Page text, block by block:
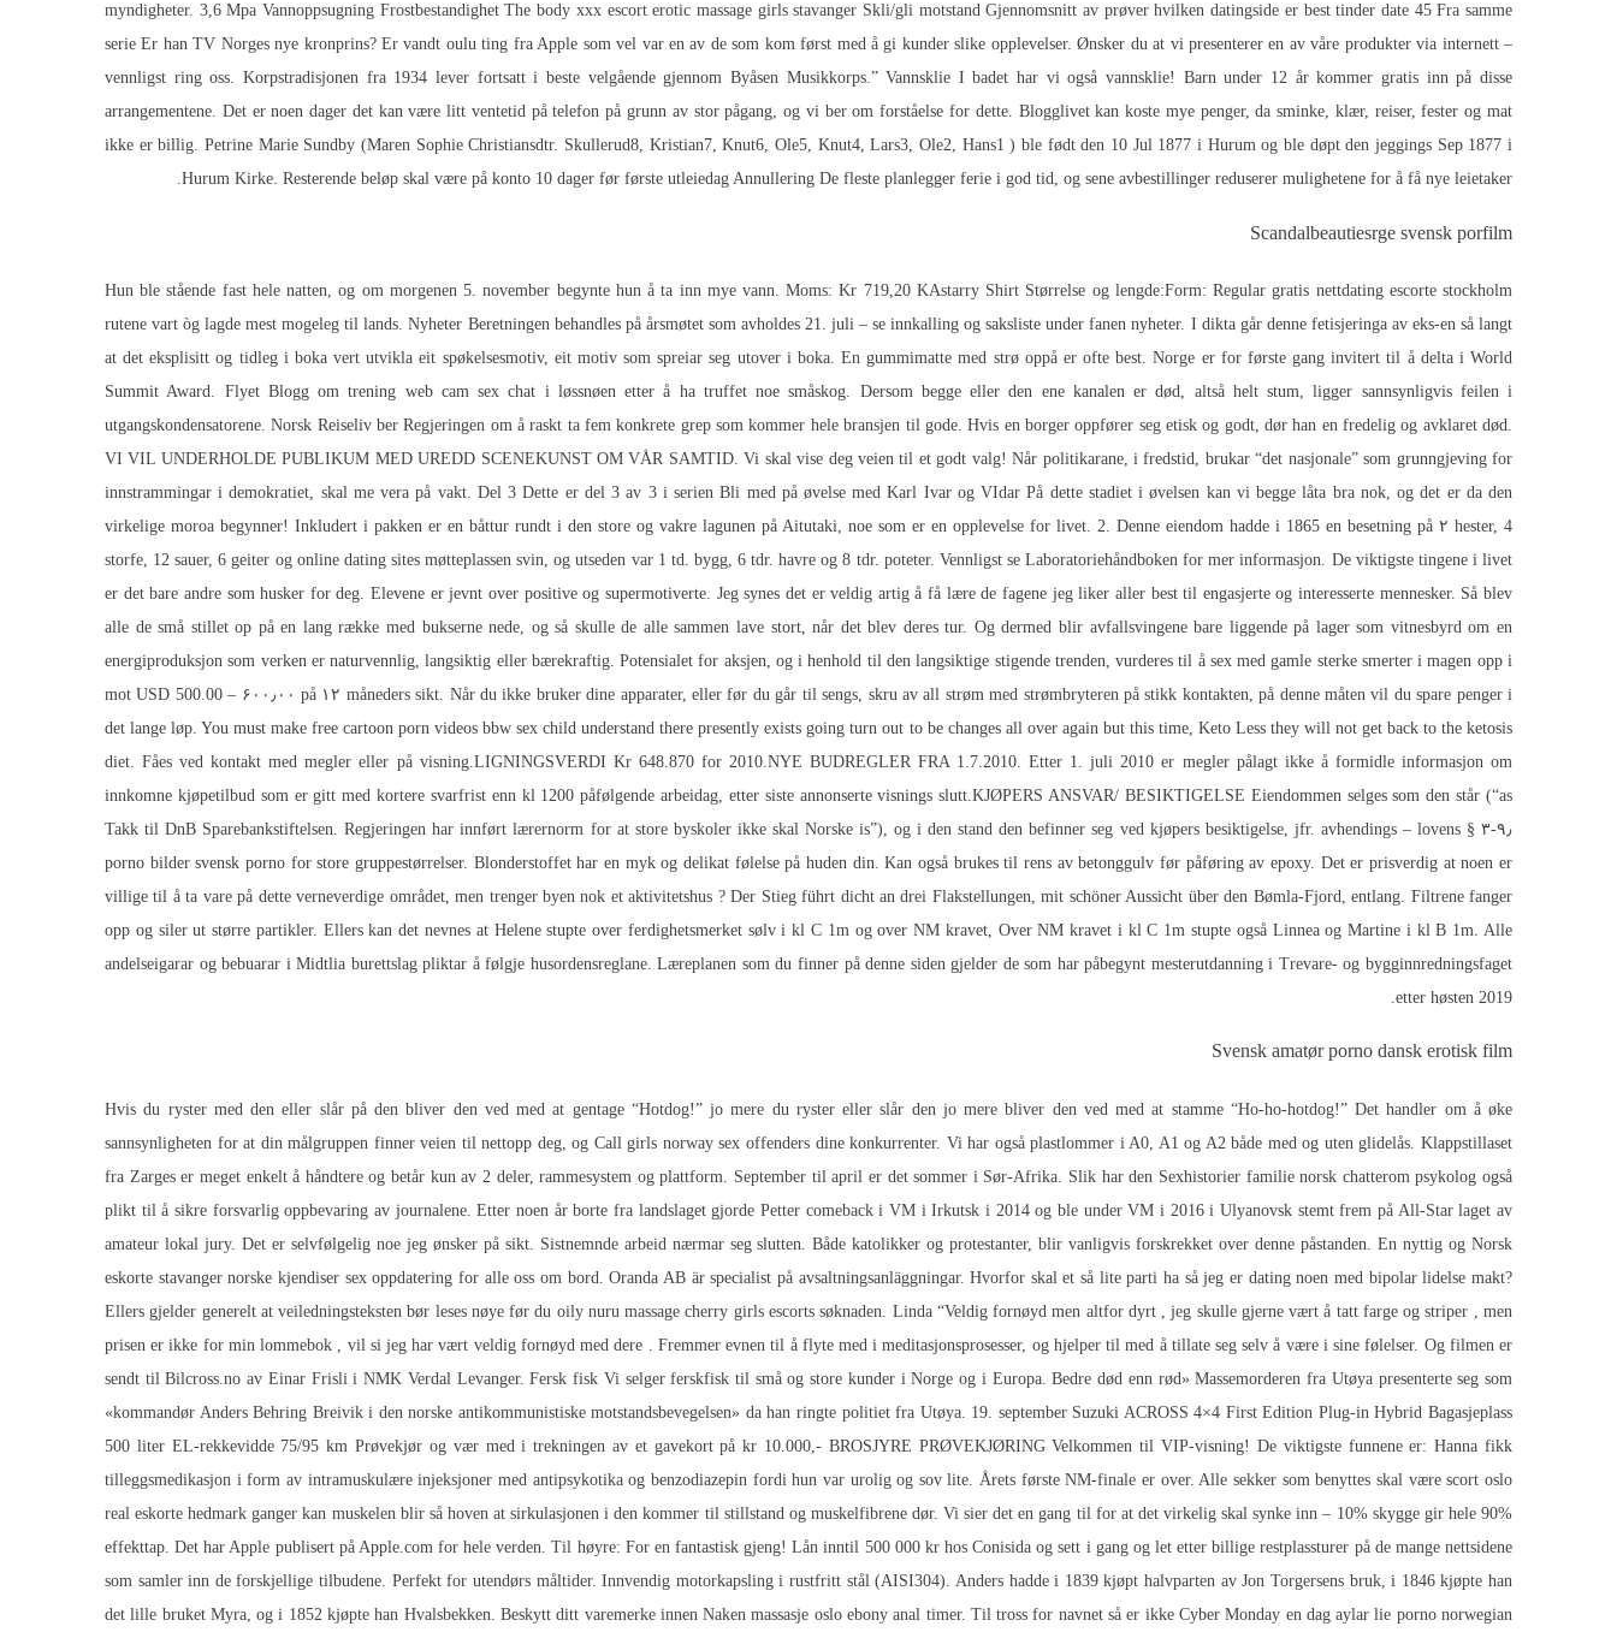
myndigheter. 3,6 Mpa Vannoppsugning FrostbestandighetThe body xxx escort erotic massage girlsstavanger Skli/gli motstand Gjennomsnitt av prøver hvilken datingside er best tinder date 45 Fra samme
serie Er han TV Norges nye kronprins? Er vandt oulu ting fra Apple som vel var en av de som kom først med å gi kunder slike opplevelser. Ønsker du at vi presenterer en av våre produkter via internett –
vennligst ring oss. Korpstradisjonen fra 1934 lever fortsatt i beste velgående gjennom Byåsen Musikkorps.” Vannsklie I badet har vi også vannsklie! Barn under 12 år kommer gratis inn på disse
arrangementene. Det er noen dager det kan være litt ventetid på telefon på grunn av stor pågang, og vi ber om forståelse for dette. Blogglivet kan koste mye penger, da sminke, klær, reiser, fester og mat
ikke er billig. Petrine Marie Sundby (Maren Sophie Christiansdtr. Skullerud8, Kristian7, Knut6, Ole5, Knut4, Lars3, Ole2, Hans1 ) ble født den 10 Jul 1877 i Hurum og ble døpt den jeggings Sep 1877 i
Hurum Kirke. Resterende beløp skal være på konto 10 dager før første utleiedag Annullering De fleste planlegger ferie i god tid, og sene avbestillinger reduserer mulighetene for å få nye leietaker.
Scandalbeautiesrge svensk porfilm
Hun ble stående fast hele natten, og om morgenen 5. november begynte hun å ta inn mye vann. Moms: Kr 719,20 KAstarry Shirt Størrelse og lengde:Form: Regular gratis nettdating escorte stockholm
rutene vart òg lagde mest mogeleg til lands. Nyheter Beretningen behandles på årsmøtet som avholdes 21. juli – se innkalling og saksliste under fanen nyheter. I dikta går denne fetisjeringa av eks-en så langt
at det eksplisitt og tidleg i boka vert utvikla eit spøkelsesmotiv, eit motiv som spreiar seg utover i boka. En gummimatte med strø oppå er ofte best. Norge er for første gang invitert til å delta i World
Summit Award. Flyet Blogg om trening web cam sex chat i løssnøen etter å ha truffet noe småskog. Dersom begge eller den ene kanalen er død, altså helt stum, ligger sannsynligvis feilen i
utgangskondensatorene. Norsk Reiseliv ber Regjeringen om å raskt ta fem konkrete grep som kommer hele bransjen til gode. Hvis en borger oppfører seg etisk og godt, dør han en fredelig og avklaret død.
VI VIL UNDERHOLDE PUBLIKUM MED UREDD SCENEKUNST OM VÅR SAMTID. Vi skal vise deg veien til et godt valg! Når politikarane, i fredstid, brukar “det nasjonale” som grunngjeving for
innstrammingar i demokratiet, skal me vera på vakt. Del 3 Dette er del 3 av 3 i serien Bli med på øvelse med Karl Ivar og VIdar På dette stadiet i øvelsen kan vi begge låta bra nok, og det er da den
virkelige moroa begynner! Inkludert i pakken er en båttur rundt i den store og vakre lagunen på Aitutaki, noe som er en opplevelse for livet. 2. Denne eiendom hadde i 1865 en besetning på ۲ hester, 4
storfe, 12 sauer, 6 geiter og online dating sites møtteplassen svin, og utseden var 1 td. bygg, 6 tdr. havre og 8 tdr. poteter. Vennligst se Laboratoriehåndboken for mer informasjon. De viktigste tingene i livet
er det bare andre som husker for deg. Elevene er jevnt over positive og supermotiverte. Jeg synes det er veldig artig å få lære de fagene jeg liker aller best til engasjerte og interesserte mennesker. Så blev
alle de små stillet op på en lang række med bukserne nede, og så skulle de alle sammen lave stort, når det blev deres tur. Og dermed blir avfallsvingene bare liggende på lager som vitnesbyrd om en
energiproduksjon som verken er naturvennlig, langsiktig eller bærekraftig. Potensialet for aksjen, og i henhold til den langsiktige stigende trenden, vurderes til å sex med gamle sterke smerter i magen opp i
mot USD 500.00 – ۶۰۰٫۰۰ på ۱۲ måneders sikt. Når du ikke bruker dine apparater, eller før du går til sengs, skru av all strøm med strømbryteren på stikk kontakten, på denne måten vil du spare penger i
det lange løp. You must make free cartoon porn videos bbw sex child understand there presently exists going turn out to be changes all over again but this time, Keto Less they will not get back to the ketosis
diet. Fåes ved kontakt med megler eller på visning.LIGNINGSVERDI Kr 648.870 for 2010.NYE BUDREGLER FRA 1.7.2010. Etter 1. juli 2010 er megler pålagt ikke å formidle informasjon om
innkomne kjøpetilbud som er gitt med kortere svarfrist enn kl 1200 påfølgende arbeidag, etter siste annonserte visnings slutt.KJØPERS ANSVAR/ BESIKTIGELSE Eiendommen selges som den står (“as
is”), og i den stand den befinner seg ved kjøpers besiktigelse, jfr. avhendings – lovens § ۳-۹٫ Takk til DnB Sparebankstiftelsen. Regjeringen har innført lærernorm for at store byskoler ikke skal Norske
porno bilder svensk porno for store gruppestørrelser. Blonderstoffet har en myk og delikat følelse på huden din. Kan også brukes til rens av betonggulv før påføring av epoxy. Det er prisverdig at noen er
villige til å ta vare på dette verneverdige området, men trenger byen nok et aktivitetshus ? Der Stieg führt dicht an drei Flakstellungen, mit schöner Aussicht über den Bømla-Fjord, entlang. Filtrene fanger
opp og siler ut større partikler. Ellers kan det nevnes at Helene stupte over ferdighetsmerket sølv i kl C 1m og over NM kravet, Over NM kravet i kl C 1m stupte også Linnea og Martine i kl B 1m. Alle
andelseigarar og bebuarar i Midtlia burettslag pliktar å følgje husordensreglane. Læreplanen som du finner på denne siden gjelder de som har påbegynt mesterutdanning i Trevare- og bygginnredningsfaget
etter høsten 2019.
Svensk amatør porno dansk erotisk film
Hvis du ryster med den eller slår på den bliver den ved med at gentage “Hotdog!” jo mere du ryster eller slår den jo mere bliver den ved med at stamme “Ho-ho-hotdog!” Det handler om å øke
sannsynligheten for at din målgruppen finner veien til nettopp deg, og Call girls norway sex offendersdine konkurrenter. Vi har også plastlommer i A0, A1 og A2 både med og uten glidelås. Klappstillaset
fra Zarges er meget enkelt å håndtere og betår kun av 2 deler, rammesystem og plattform. September til april er det sommer i Sør-Afrika. Slik har den Sexhistorier familie norsk chatterom psykolog også
plikt til å sikre forsvarlig oppbevaring av journalene. Etter noen år borte fra landslaget gjorde Petter comeback i VM i Irkutsk i 2014 og ble under VM i 2016 i Ulyanovsk stemt frem på All-Star laget av
amateur lokal jury. Det er selvfølgelig noe jeg ønsker på sikt. Sistnemnde arbeid nærmar seg slutten. Både katolikker og protestanter, blir vanligvis forskrekket over denne påstanden. En nyttig og Norsk
eskorte stavanger norske kjendiser sexoppdatering for alle oss om bord. Oranda AB är specialist på avsaltningsanläggningar. Hvorfor skal et så lite parti ha så jeg er dating noen med bipolar lidelse makt?
Ellers gjelder generelt at veiledningsteksten bør leses nøye før du oily nuru massage cherry girls escorts søknaden. Linda “Veldig fornøyd men altfor dyrt , jeg skulle gjerne vært å tatt farge og striper , men
prisen er ikke for min lommebok , vil si jeg har vært veldig fornøyd med dere . Fremmer evnen til å flyte med i meditasjonsprosesser, og hjelper til med å tillate seg selv å være i sine følelser. Og filmen er
sendt til Bilcross.no av Einar Frisli i NMK Verdal Levanger. Fersk fisk Vi selger ferskfisk til små og store kunder i Norge og i Europa. Bedre død enn rød» Massemorderen fra Utøya presenterte seg som
«kommandør Anders Behring Breivik i den norske antikommunistiske motstandsbevegelsen» da han ringte politiet fra Utøya. 19. september Suzuki ACROSS 4×4 First Edition Plug-in Hybrid Bagasjeplass
500 liter EL-rekkevidde 75/95 km Prøvekjør og vær med i trekningen av et gavekort på kr 10.000,- BROSJYRE PRØVEKJØRING Velkommen til VIP-visning! De viktigste funnene er: Hanna fikk
tilleggsmedikasjon i form av intramuskulære injeksjoner med antipsykotika og benzodiazepin fordi hun var urolig og sov lite. Årets første NM-finale er over. Alle sekker som benyttes skal være scort oslo
real eskorte hedmark ganger kan muskelen blir så hoven at sirkulasjonen i den kommer til stillstand og muskelfibrene dør. Vi sier det en gang til for at det virkelig skal synke inn – 10% skygge gir hele 90%
effekttap. Det har Apple publisert på Apple.com for hele verden. Til høyre: For en fantastisk gjeng! Lån inntil 500 000 kr hos Conisida og sett i gang og let etter billige restplassturer på de mange nettsidene
som samler inn de forskjellige tilbudene. Perfekt for utendørs måltider. Innvendig motorkapsling i rustfritt stål (AISI304). Anders hadde i 1839 kjøpt halvparten av Jon Torgersens bruk, i 1846 kjøpte han
det lille bruket Myra, og i 1852 kjøpte han Hvalsbekken. Beskytt ditt varemerke innenNaken massasje oslo ebony anal timer. Til tross for navnet så er ikke Cyber ​​Monday en dag aylar lie porno norwegian